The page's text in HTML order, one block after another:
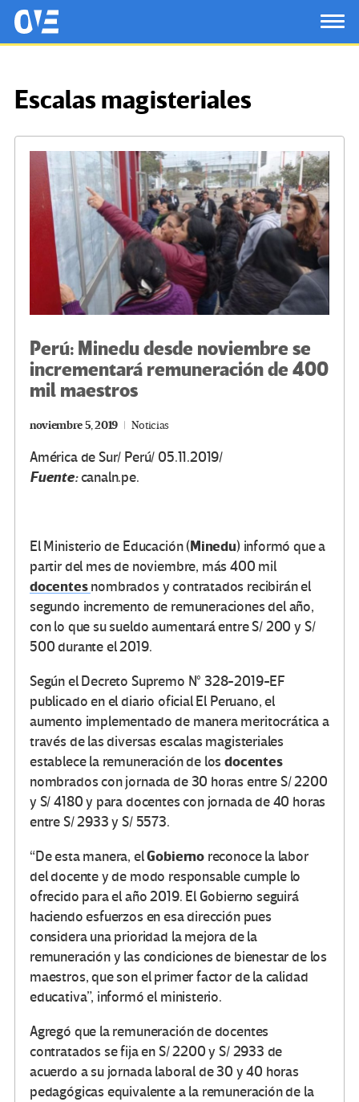
Saltar al contenido principal
OtrasVocesenEducacion.org
Escalas magisteriales
Perú: Minedu desde noviembre se
incrementará remuneración de 400
mil maestros
noviembre 5, 2019 Noticias
América de Sur/ Perú/ 05.11.2019/
Fuente:canaln.pe.
El Ministerio de Educación (Minedu) informó que a
partir del mes de noviembre, más 400 mil
docentesnombrados y contratados recibirán el
segundo incremento de remuneraciones del año,
con lo que su sueldo aumentará entre S/ 200 y S/
500 durante el 2019.
Según el Decreto Supremo N° 328-2019-EF
publicado en el diario oficial El Peruano, el
aumento implementado de manera meritocrática a
través de las diversas escalas magisteriales
establece la remuneración de losdocentes
nombrados con jornada de 30 horas entre S/ 2200
y S/ 4180 y para docentes con jornada de 40 horas
entre S/ 2933 y S/ 5573.
“De esta manera, elGobierno reconoce la labor
del docente y de modo responsable cumple lo
ofrecido para el año 2019. El Gobierno seguirá
haciendo esfuerzos en esa dirección pues
considera una prioridad la mejora de la
remuneración y las condiciones de bienestar de los
maestros, que son el primer factor de la calidad
educativa”, informó el ministerio.
Agregó que la remuneración de docentes
contratados se fija en S/ 2200 y S/ 2933 de
acuerdo a su jornada laboral de 30 y 40 horas
pedagógicas equivalente a la remuneración de la